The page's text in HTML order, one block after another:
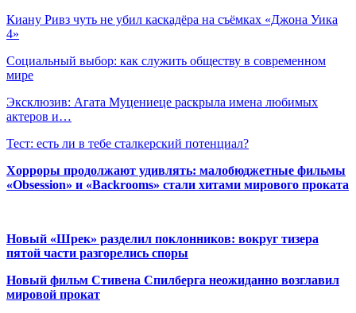
Киану Ривз чуть не убил каскадёра на съёмках «Джона Уика
4»
Социальный выбор: как служить обществу в современном
мире
Эксклюзив: Агата Муцениеце раскрыла имена любимых
актеров и…
Тест: есть ли в тебе сталкерский потенциал?
Хорроры продолжают удивлять: малобюджетные фильмы
«Obsession» и «Backrooms» стали хитами мирового проката
Новый «Шрек» разделил поклонников: вокруг тизера
пятой части разгорелись споры
Новый фильм Стивена Спилберга неожиданно возглавил
мировой прокат